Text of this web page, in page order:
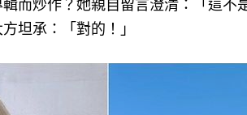
而炒作？她親自留言澄清：「這不
坦承：「對的！」